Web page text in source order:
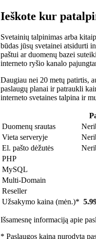
Ieškote kur
Svetainių talpinimas arba
būdas jūsų svetainei atsidurti
paštui ar duomenų bazei
interneto ryšio kanalo
Daugiau nei 20 metų patirtis,
paslaugų planai ir patraukli
interneto svetaines talpina ir
Duomenų srautas
Vieta serveryje
El. pašto dėžutės
PHP
MySQL
Multi-Domain
Reseller
Užsakymo kaina (mėn.)*
Išsamesnę informaciją apie
* Paslaugos kaina nurodyta